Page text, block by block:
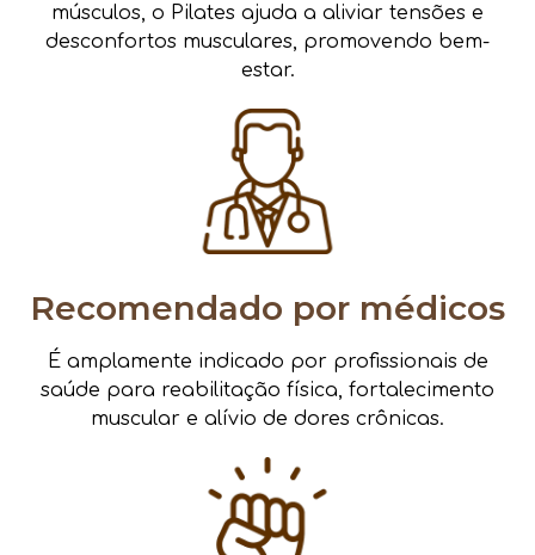
músculos, o Pilates ajuda a aliviar tensões e
desconfortos musculares, promovendo bem-
estar.
Recomendado por médicos
É amplamente indicado por profissionais de
saúde para reabilitação física, fortalecimento
muscular e alívio de dores crônicas.